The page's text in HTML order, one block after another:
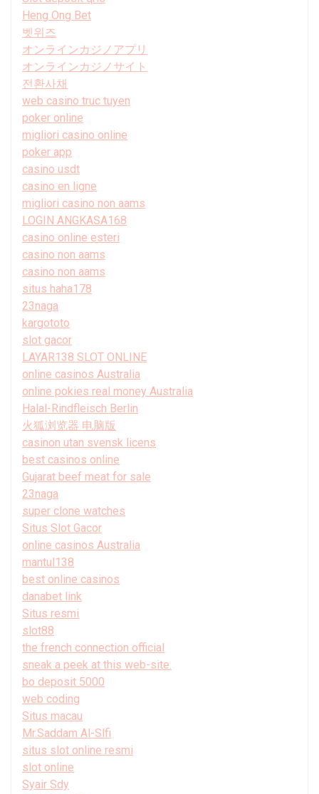
Heng Ong Bet
벳위즈
オンラインカジノアプリ
オンラインカジノサイト
전환사채
web casino truc tuyen
poker online
migliori casino online
poker app
casino usdt
casino en ligne
migliori casino non aams
LOGIN ANGKASA168
casino online esteri
casino non aams
casino non aams
situs haha178
23naga
kargototo
slot gacor
LAYAR138 SLOT ONLINE
online casinos Australia
online pokies real money Australia
Halal-Rindfleisch Berlin
火狐浏览器 电脑版
casinon utan svensk licens
best casinos online
Gujarat beef meat for sale
23naga
super clone watches
Situs Slot Gacor
online casinos Australia
mantul138
best online casinos
danabet link
Situs resmi
slot88
the french connection official
sneak a peek at this web-site.
bo deposit 5000
web coding
Situs macau
Mr.Saddam Al-Slfi
situs slot online resmi
slot online
Syair Sdy